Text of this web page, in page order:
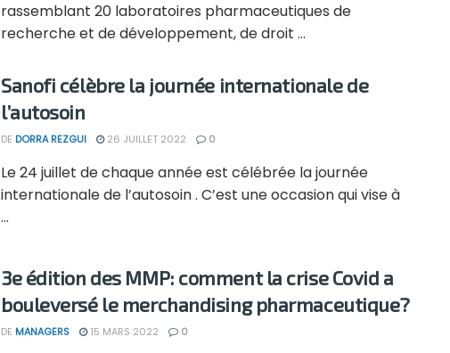
rassemblant 20 laboratoires pharmaceutiques de
recherche et de développement, de droit ...
Sanofi célèbre la journée internationale de
l’autosoin
DE DORRA REZGUI 26 JUILLET 2022 0
Le 24 juillet de chaque année est célébrée la journée
internationale de l’autosoin . C’est une occasion qui vise à
...
3e édition des MMP: comment la crise Covid a
bouleversé le merchandising pharmaceutique?
DE MANAGERS 15 MARS 2022 0